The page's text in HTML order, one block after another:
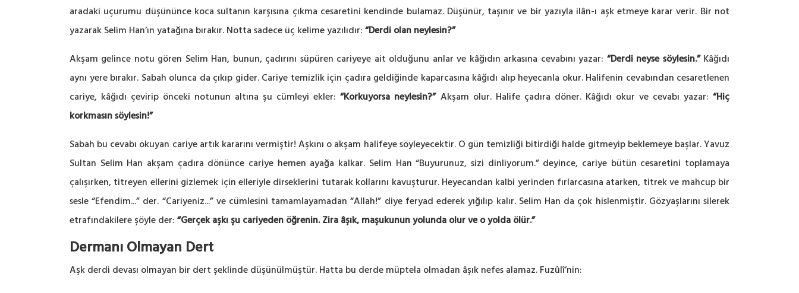
aradaki uçurumu düşününce koca sultanın karşısına çıkma cesaretini kendinde bulamaz. Düşünür, taşınır ve bir yazıyla ilân-ı aşk etmeye karar verir. Bir not
yazarak Selim Han’ın yatağına bırakır. Notta sadece üç kelime yazılıdır: “Derdi olan neylesin?”
Akşam gelince notu gören Selim Han, bunun, çadırını süpüren cariyeye ait olduğunu anlar ve kâğıdın arkasına cevabını yazar: “Derdi neyse söylesin.”Kâğıdı
aynı yere bırakır. Sabah olunca da çıkıp gider. Cariye temizlik için çadıra geldiğinde kaparcasına kâğıdı alıp heyecanla okur. Halifenin cevabından cesaretlenen
cariye, kâğıdı çevirip önceki notunun altına şu cümleyi ekler:“Korkuyorsa neylesin?” Akşam olur. Halife çadıra döner. Kâğıdı okur ve cevabı yazar:“Hiç
korkmasın söylesin!”
Sabah bu cevabı okuyan cariye artık kararını vermiştir! Aşkını o akşam halifeye söyleyecektir. O gün temizliği bitirdiği halde gitmeyip beklemeye başlar. Yavuz
Sultan Selim Han akşam çadıra dönünce cariye hemen ayağa kalkar. Selim Han “Buyurunuz, sizi dinliyorum.” deyince, cariye bütün cesaretini toplamaya
çalışırken, titreyen ellerini gizlemek için elleriyle dirseklerini tutarak kollarını kavuşturur. Heyecandan kalbi yerinden fırlarcasına atarken, titrek ve mahcup bir
sesle “Efendim...” der. “Cariyeniz...” ve cümlesini tamamlayamadan “Allah!” diye feryad ederek yığılıp kalır. Selim Han da çok hislenmiştir. Gözyaşlarını silerek
etrafındakilere şöyle der: “Gerçek aşkı şu cariyeden öğrenin. Zira âşık, maşukunun yolunda olur ve o yolda ölür.”
Dermanı Olmayan Dert
Aşk derdi devası olmayan bir dert şeklinde düşünülmüştür. Hatta bu derde müptela olmadan âşık nefes alamaz. Fuzûlî’nin: